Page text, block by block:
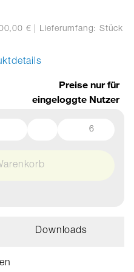
€ | Lieferumfang: Stück
Preise nur für
eingeloggte Nutzer
6
Downloads